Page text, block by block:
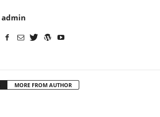
admin
MORE FROM AUTHOR